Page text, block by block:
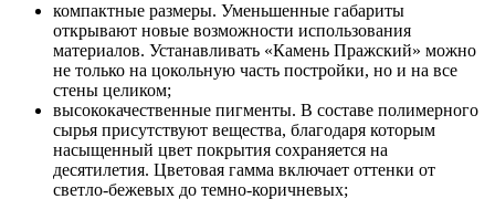
компактные размеры. Уменьшенные габариты
открывают новые возможности использования
материалов. Устанавливать «Камень Пражский» можно
не только на цокольную часть постройки, но и на все
стены целиком;
высококачественные пигменты. В составе полимерного
сырья присутствуют вещества, благодаря которым
насыщенный цвет покрытия сохраняется на
десятилетия. Цветовая гамма включает оттенки от
светло-бежевых до темно-коричневых;